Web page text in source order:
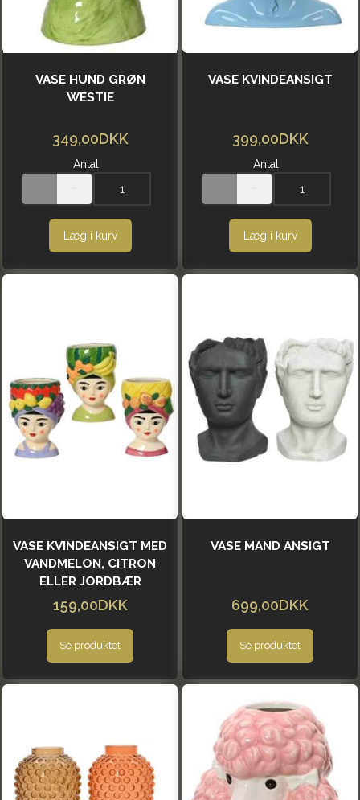
VASE HUND GRØN
WESTIE
349,00DKK
Antal
Læg i kurv
VASE KVINDEANSIGT
399,00DKK
Antal
Læg i kurv
VASE KVINDEANSIGT MED
VANDMELON, CITRON
ELLER JORDBÆR
159,00DKK
Se produktet
VASE MAND ANSIGT
699,00DKK
Se produktet